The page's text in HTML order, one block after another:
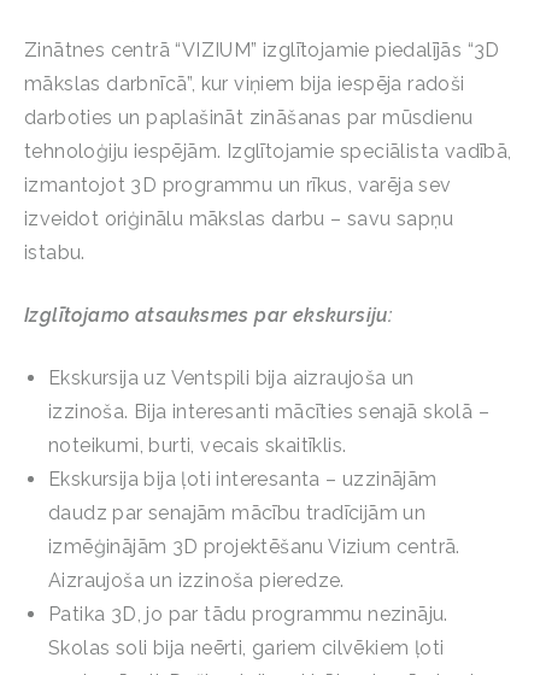
Zinātnes centrā “VIZIUM” izglītojamie piedalījās “3D
mākslas darbnīcā”, kur viņiem bija iespēja radoši
darboties un paplašināt zināšanas par mūsdienu
tehnoloģiju iespējām. Izglītojamie speciālista vadībā,
izmantojot 3D programmu un rīkus, varēja sev
izveidot oriģinālu mākslas darbu – savu sapņu
istabu.
Izglītojamo atsauksmes par ekskursiju:
Ekskursija uz Ventspili bija aizraujoša un
izzinoša. Bija interesanti mācīties senajā skolā –
noteikumi, burti, vecais skaitīklis.
Ekskursija bija ļoti interesanta – uzzinājām
daudz par senajām mācību tradīcijām un
izmēģinājām 3D projektēšanu Vizium centrā.
Aizraujoša un izzinoša pieredze.
Patika 3D, jo par tādu programmu nezināju.
Skolas soli bija neērti, gariem cilvēkiem ļoti